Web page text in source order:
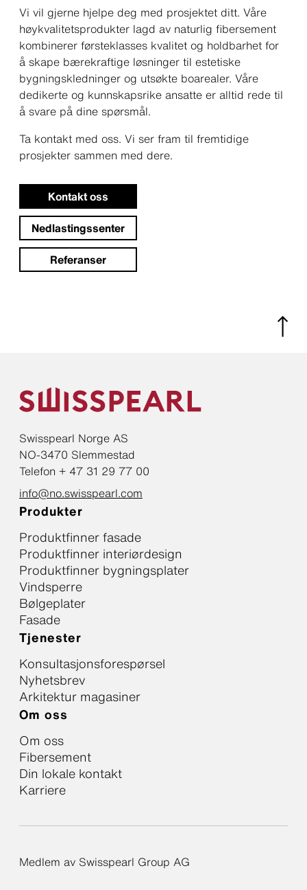
Vi vil gjerne hjelpe deg med prosjektet ditt. Våre
høykvalitetsprodukter lagd av naturlig fibersement
kombinerer førsteklasses kvalitet og holdbarhet for
å skape bærekraftige løsninger til estetiske
bygningskledninger og utsøkte boarealer. Våre
dedikerte og kunnskapsrike ansatte er alltid rede til
å svare på dine spørsmål.
Ta kontakt med oss. Vi ser fram til fremtidige
prosjekter sammen med dere.
Kontakt oss
Nedlastingssenter
Referanser
Swisspearl Norge AS
NO-3470 Slemmestad
Telefon + 47 31 29 77 00
info@no.swisspearl.com
Produkter
Produktfinner fasade
Produktfinner interiørdesign
Produktfinner bygningsplater
Vindsperre
Bølgeplater
Fasade
Tjenester
Konsultasjonsforespørsel
Nyhetsbrev
Arkitektur magasiner
Om oss
Om oss
Fibersement
Din lokale kontakt
Karriere
Medlem av Swisspearl Group AG